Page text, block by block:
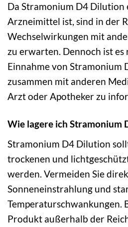
Da Stramonium D4 Dilution
Arzneimittel ist, sind in der
Wechselwirkungen mit
zu erwarten. Dennoch ist es
Einnahme von Stramonium
zusammen mit anderen
Arzt oder Apotheker zu
Wie lagere ich Stramonium
Stramonium D4 Dilution
trockenen und
werden. Vermeiden Sie
Sonneneinstrahlung und
Temperaturschwankungen.
Produkt außerhalb der